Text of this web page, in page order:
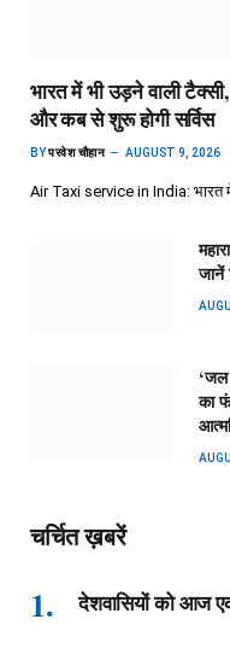
भारत में भी उड़ने वाली
और कब से शुरू होगी सर्विस
BYपरवेश चौहान AUGUST 9, 2026
Air Taxi service in India: भारत
जानें
‘जल
का
चर्चित ख़बरें
देशवासियों को आज